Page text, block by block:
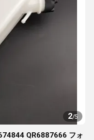
2/5
QR6887666 フォ